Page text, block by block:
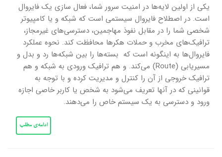
یکی از اولین لایه‌ها در امنیت سرور شما، فعال سازی یک فایروال
است. در اصطلاح فایروال سیستمی است که شبکه و یا کامپیوتر
شخصی شما را در مقابل نفوذ مهاجمین، دسترسی‌های غیرمجاز،
ترافیک‌های مخرب و حملات هکرها محافظت کند. نحوه عملکرد
فایروال‌ها به اینگونه است که بسته‌ها را بین شبکه‌ها رد و بدل و
مسیریابی (Route) می‌کند. و هم ترافیک ورودی به شبکه و هم
ترافیک خروجی از آن را کنترل و مدیریت کرده و با توجه به
قوانینی که در آنها تعریف می‌شود به شخص یا کاربر خاصی اجازه
ورود و دسترسی به یک سیستم خاص را می‌دهند.
ادامه‌ی مطلب